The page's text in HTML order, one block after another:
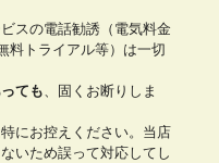
スの電話勧誘（電気料金
料トライアル等）は一切
ても 、固くお断りしま
にお控えください。当店
いため誤って対応してし